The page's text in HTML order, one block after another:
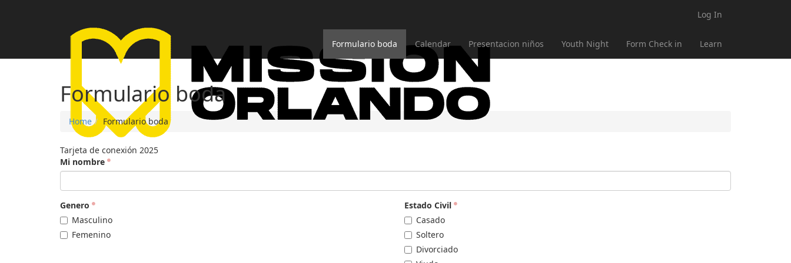
Log In
Formulario boda Calendar Presentacion niños Youth Night Form Check in Learn
Formulario boda
Home Formulario boda
Tarjeta de conexión 2025
Mi nombre
Genero
Masculino
Femenino
Estado Civil
Casado
Soltero
Divorciado